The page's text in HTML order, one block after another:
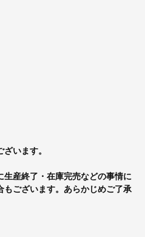
います。
生産終了・在庫完売などの事情に
もございます。あらかじめご了承